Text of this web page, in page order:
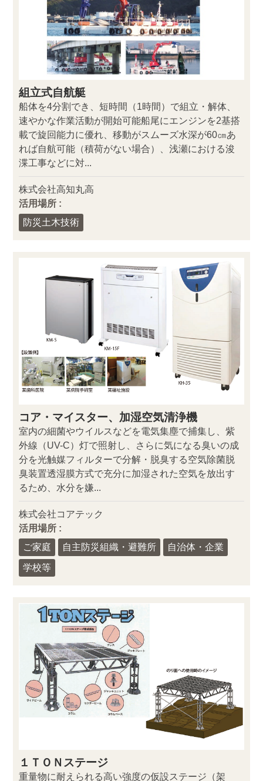
組立式自航艇
船体を4分割でき、短時間（1時間）で組立・解体、
速やかな作業活動が開始可能船尾にエンジンを2基搭
載で旋回能力に優れ、移動がスムーズ水深が60㎝あ
れば自航可能（積荷がない場合）、浅瀬における浚
渫工事などに対...
株式会社高知丸高
活用場所 :
防災土木技術
コア・マイスター、加湿空気清浄機
室内の細菌やウイルスなどを電気集塵で捕集し、紫
外線（UV-C）灯で照射し、さらに気になる臭いの成
分を光触媒フィルターで分解・脱臭する空気除菌脱
臭装置透湿膜方式で充分に加湿された空気を放出す
るため、水分を嫌...
株式会社コアテック
活用場所 :
ご家庭
自主防災組織・避難所 自治体・企業
学校等
１ＴＯＮステージ
重量物に耐えられる高い強度の仮設ステージ（架